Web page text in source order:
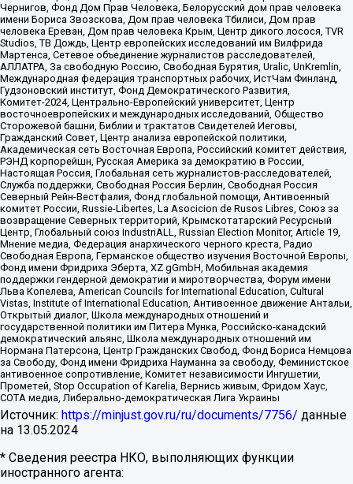
Чернигов, Фонд Дом Прав Человека, Белорусский дом прав человека
имени Бориса Звозскова, Дом прав человека Тбилиси, Дом прав
человека Ереван, Дом прав человека Крым, Центр дикого лосося, TVR
Studios, ТВ Дождь, Центр европейских исследований им Вилфрида
Мартенса, Сетевое объединение журналистов расследователей,
АЛЛАТРА, За свободную Россию, Свободная Бурятия, Uralic, UnKremlin,
Международная федерация транспортных рабочих, ИстЧам Финланд,
Гудзоновский институт, Фонд Демократического Развития,
Комитет-2024, Центрально-Европейский университет, Центр
восточноевропейских и международных исследований, Общество
Сторожевой башни, Библии и трактатов Свидетелей Иеговы,
Гражданский Совет, Центр анализа европейской политики,
Академическая сеть Восточная Европа, Российский комитет действия,
РЭНД корпорейшн, Русская Америка за демократию в России,
Настоящая Россия, Глобальная сеть журналистов-расследователей,
Служба поддержки, Свободная Россия Берлин, Свободная Россия
Северный Рейн-Вестфалия, Фонд глобальной помощи, Антивоенный
комитет России, Russie-Libertes, La Asocicion de Rusos Libres, Союз за
возвращение Северных территорий, Крымскотатарский Ресурсный
Центр, Глобальный союз IndustriALL, Russian Election Monitor, Article 19,
Мнение медиа, Федерация анархического черного креста, Радио
Свободная Европа, Германское общество изучения Восточной Европы,
Фонд имени Фридриха Эберта, XZ gGmbH, Мобильная академия
поддержки гендерной демократии и миротворчества, Форум имени
Льва Копелева, American Councils for International Education, Cultural
Vistas, Institute of International Education, Антивоенное движение Антальи,
Открытый диалог, Школа международных отношений и
государственной политики им Питера Мунка, Российско-канадский
демократический альянс, Школа международных отношений им
Нормана Патерсона, Центр Гражданских Свобод, Фонд Бориса Немцова
за Свободу, Фонд имени Фридриха Науманна за свободу, Феминистское
антивоенное сопротивление, Комитет независимости Ингушетии,
Прометей, Stop Occupation of Karelia, Вернись живым, Фридом Хаус,
СОТА медиа, Либерально-демократическая Лига Украины
Источник: https://minjust.gov.ru/ru/documents/7756/ данные
на 13.05.2024
* Сведения реестра НКО, выполняющих функции
иностранного агента: